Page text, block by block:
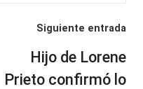
Siguiente entrada
Hijo de Lorene
Prieto confirmó lo